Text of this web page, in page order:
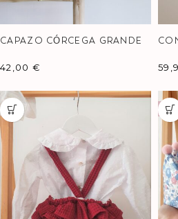
CAPAZO CÓRCEGA GRANDE
42,00 €